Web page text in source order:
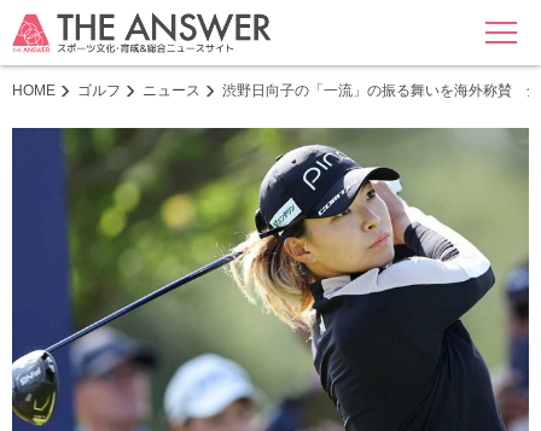
MENU
HOME ゴルフ ニュース 渋野日向子の「一流」の振る舞いを海外称賛